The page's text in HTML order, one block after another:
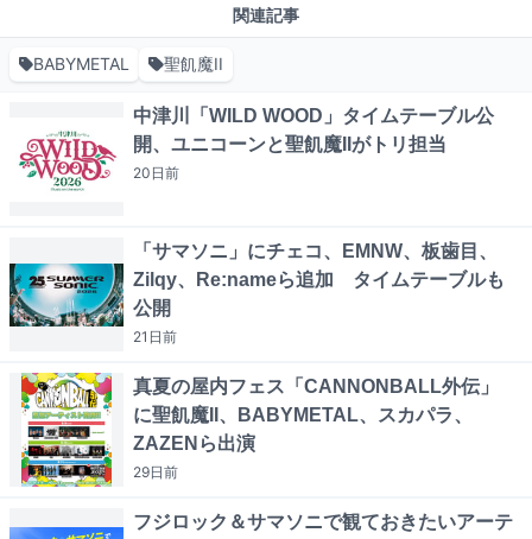
関連記事
BABYMETAL 聖飢魔II
中津川「WILD WOOD」タイムテーブル公
開、ユニコーンと聖飢魔IIがトリ担当
20日前
「サマソニ」にチェコ、EMNW、板歯目、
Zilqy、Re:nameら追加 タイムテーブルも
公開
21日前
真夏の屋内フェス「CANNONBALL外伝」
に聖飢魔II、BABYMETAL、スカパラ、
ZAZENら出演
29日前
フジロック＆サマソニで観ておきたいアーテ